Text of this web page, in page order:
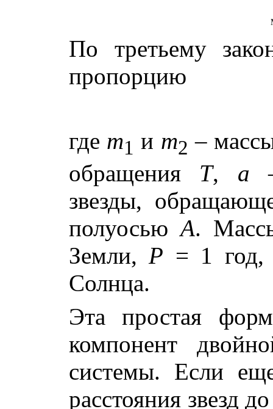
По третьему
пропорцию
где m1 и m2 –
обращения T, a
звезды,
полуосьюA.
Земли,P = 1
Солнца.
Эта простая
компонент
системы. Если
расстояния звезд